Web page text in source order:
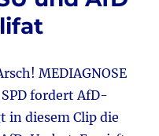
MEDIAGNOSE
fordert AfD-
in diesem Clip die